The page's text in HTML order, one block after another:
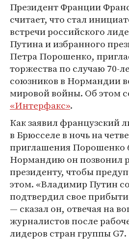
Президент Франции
считает, что стал
встречи российского
Путина и избранного
Петра Порошенко,
торжества по случаю 70-
союзников в Нормандии
мировой войны. Об этом
«Интерфакс».
Как заявил французский
в Брюсселе в ночь на
приглашения Порошенко
Нормандию он позвонил
президенту, чтобы
этом. «Владимир Путин
подтвердил свое
— сказал он, отвечая на
журналистов после
лидеров стран группы G7.